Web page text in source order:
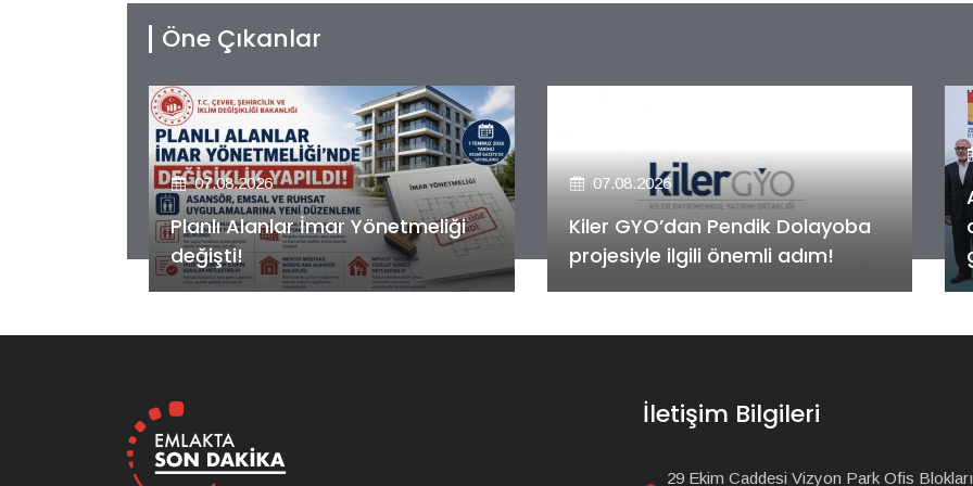
Öne Çıkanlar
07.08.2026
Kiler GYO’dan Pendik Dolayoba
projesiyle ilgili önemli adım!
07.08.2026
Alya Merkezefendi Konutları'nın
anahtar teslim töreni
gerçekleştirildi!
İletişim Bilgileri
29 Ekim Caddesi Vizyon Park Ofis